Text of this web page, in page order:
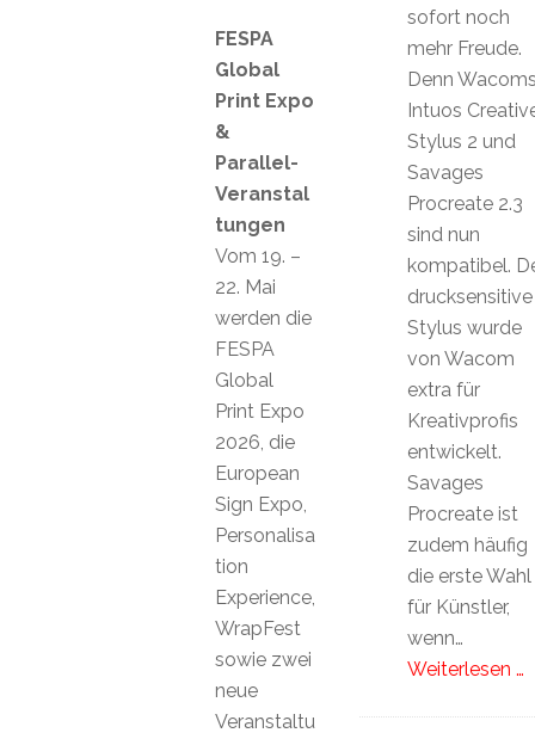
sofort noch
mehr Freude.
Denn
Intuos
Stylus 2 und
Savages
Procreate 2.3
sind nun
kompatibel.
drucksensitive
Stylus wurde
von Wacom
extra für
Kreativprofis
entwickelt.
Savages
Procreate ist
zudem häufig
die erste Wahl
für Künstler,
wenn…
Weiterlesen …
FESPA
Global
Print Expo
&
Parallel-
Veranstal
tungen
Vom 19. –
22. Mai
werden die
FESPA
Global
Print Expo
2026, die
European
Sign Expo,
Personalisa
tion
Experience,
WrapFest
sowie zwei
neue
Veranstaltu